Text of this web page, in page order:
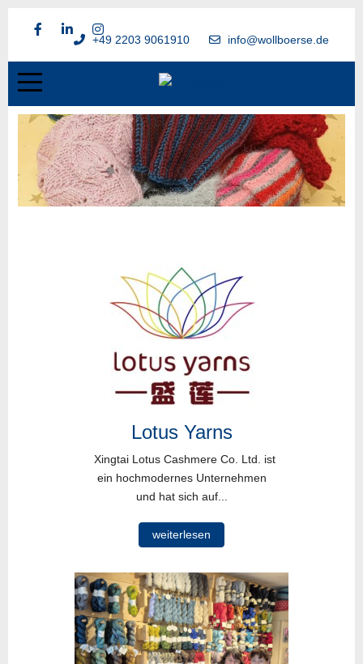
+49 2203 9061910 info@wollboerse.de
Lotus Yarns
Xingtai Lotus Cashmere Co. Ltd. ist
ein hochmodernes Unternehmen
und hat sich auf...
weiterlesen